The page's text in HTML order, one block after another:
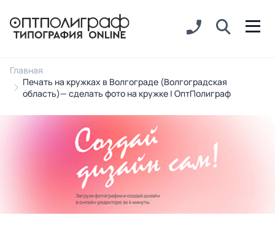
Главная
Печать на кружках в Волгограде (Волгоградская
область)— сделать фото на кружке | ОптПолиграф